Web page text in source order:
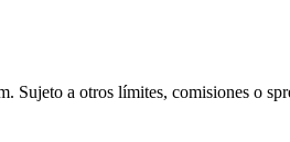
Sujeto a otros límites, comisiones o